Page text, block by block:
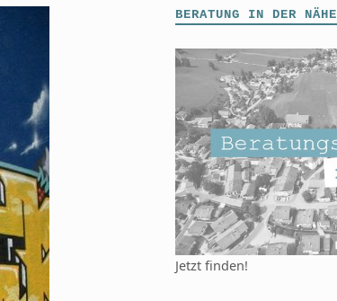
BERATUNG IN DER NÄHE
Jetzt finden!